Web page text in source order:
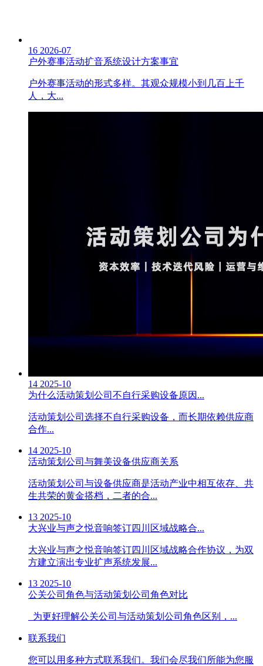
16 2026-07
户外赛事活动扩音系统设计方案事宜
户外赛事活动的形式多样。其观众规模小到几百上千
人，大...
14 2025-10
为什么活动策划公司不自行采购设备原因...
活动策划公司选择不自行采购设备，而长期依赖供应商
合作...
14 2025-10
活动策划公司与舞美设备供应商关系
活动策划公司与设备供应商是活动产业中相互依存、共
生共荣的黄金搭档，二者的合...
13 2025-10
大兴业与声之悦音响签订四川区域战略合...
大兴业与声之悦音响签订四川区域战略合作协议，为双
方建立演出专业扩声系统发展...
13 2025-10
公关公司角色与活动策划公司角色对比
为更好理解公关公司与活动策划公司角色区别，...
联系我们
您可以用多种方式联系我们。我们会尽我们所能为您服